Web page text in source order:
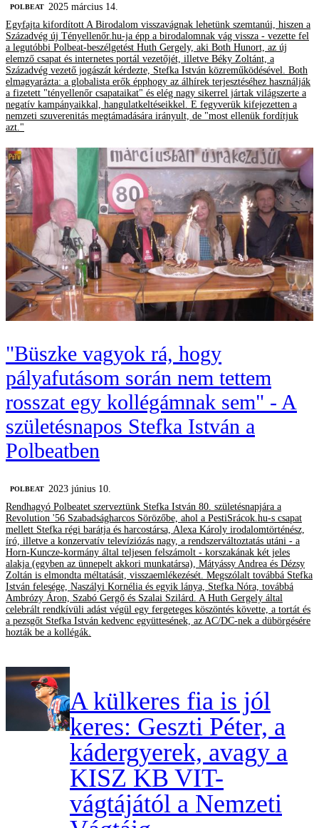
‎POLBEAT
2025 március 14.
Egyfajta kifordított A Birodalom visszavágnak lehetünk szemtanúi, hiszen a
Századvég új Tényellenőr.hu-ja épp a birodalomnak vág vissza - vezette fel
a legutóbbi Polbeat-beszélgetést Huth Gergely, aki Both Hunort, az új
elemző csapat és internetes portál vezetőjét, illetve Béky Zoltánt, a
Századvég vezető jogászát kérdezte, Stefka István közreműködésével. Both
elmagyarázta: a globalista erők épphogy az álhírek terjesztéséhez használják
a fizetett "tényellenőr csapataikat" és elég nagy sikerrel jártak világszerte a
negatív kampányaikkal, hangulatkeltéseikkel. E fegyverük kifejezetten a
nemzeti szuverenitás megtámadására irányult, de "most ellenük fordítjuk
azt."
"Büszke vagyok rá, hogy
pályafutásom során nem tettem
rosszat egy kollégámnak sem" - A
születésnapos Stefka István a
Polbeatben
‎POLBEAT
2023 június 10.
Rendhagyó Polbeatet szerveztünk Stefka István 80. születésnapjára a
Revolution '56 Szabadságharcos Sörözőbe, ahol a PestiSrácok.hu-s csapat
mellett Stefka régi barátja és harcostársa, Alexa Károly irodalomtörténész,
író, illetve a konzervatív televíziózás nagy, a rendszerváltoztatás utáni - a
Horn-Kuncze-kormány által teljesen felszámolt - korszakának két jeles
alakja (egyben az ünnepelt akkori munkatársa), Mátyássy Andrea és Dézsy
Zoltán is elmondta méltatását, visszaemlékezését. Megszólalt továbbá Stefka
István felesége, Naszályi Kornélia és egyik lánya, Stefka Nóra, továbbá
Ambrózy Áron, Szabó Gergő és Szalai Szilárd. A Huth Gergely által
celebrált rendkívüli adást végül egy fergeteges köszöntés követte, a tortát és
a pezsgőt Stefka István kedvenc együttesének, az AC/DC-nek a dübörgésére
hozták be a kollégák.
A külkeres fia is jól
keres: Geszti Péter, a
kádergyerek, avagy a
KISZ KB VIT-
vágtájától a Nemzeti